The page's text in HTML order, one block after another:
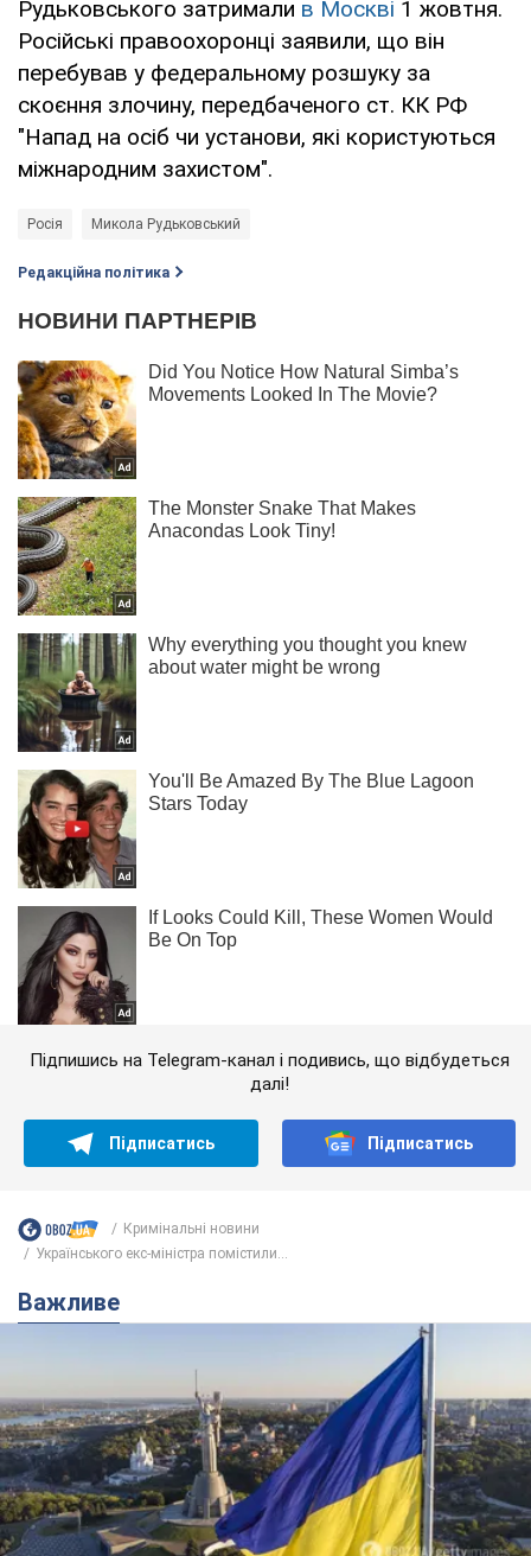
Рудьковського затримали в Москві 1 жовтня.
Російські правоохоронці заявили, що він
перебував у федеральному розшуку за
скоєння злочину, передбаченого ст. КК РФ
"Напад на осіб чи установи, які користуються
міжнародним захистом".
Росія Микола Рудьковський
Редакційна політика
Підпишись на Telegram-канал і подивись, що відбудеться
далі!
Підписатись Підписатись
Кримінальні новини
Українського екс-міністра помістили...
Важливе